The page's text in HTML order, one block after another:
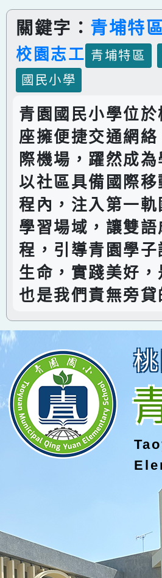
關鍵字： 青埔特
校園志工 青埔特區
國民小學
青園國民小學位
座擁便捷交通網
際機場，躍然成
以社區具備國際
程內，注入第一
學習場域，讓雙
程，引導青園學
生命，實踐美好
也是我們責無旁貸